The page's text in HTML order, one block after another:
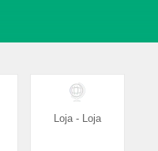
Loja - Loja